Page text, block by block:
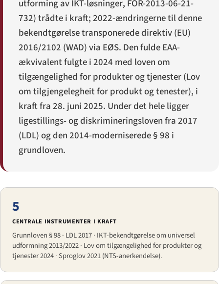
utforming av IKT-løsninger, FOR-2013-06-21-
732) trådte i kraft; 2022-ændringerne til denne
bekendtgørelse transponerede direktiv (EU)
2016/2102 (WAD) via EØS. Den fulde EAA-
ækvivalent fulgte i 2024 med loven om
tilgængelighed for produkter og tjenester (Lov
om tilgjengelegheit for produkt og tenester), i
kraft fra 28. juni 2025. Under det hele ligger
ligestillings- og diskrimineringsloven fra 2017
(LDL) og den 2014-moderniserede § 98 i
grundloven.
5
CENTRALE INSTRUMENTER I KRAFT
Grunnloven § 98 · LDL 2017 · IKT-bekendtgørelse om universel
udformning 2013/2022 · Lov om tilgængelighed for produkter og
tjenester 2024 · Sproglov 2021 (NTS-anerkendelse).